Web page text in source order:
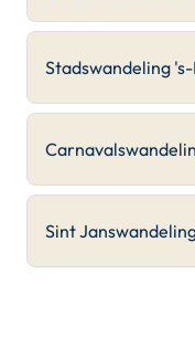
Stadswandeling
Sint